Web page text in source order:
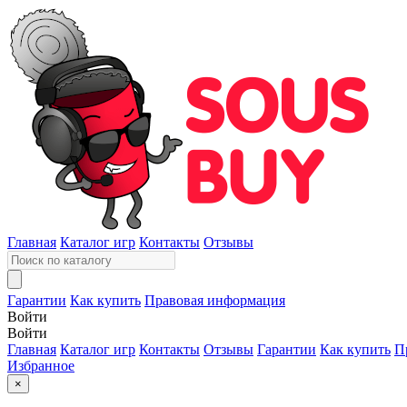
Главная Каталог игр Контакты Отзывы
Гарантии Как купить Правовая информация
Войти
Войти
Главная Каталог игр Контакты Отзывы Гарантии Как купить
Избранное
×